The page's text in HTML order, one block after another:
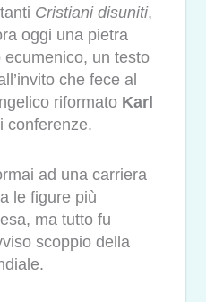
Cristiani disuniti,
oggi una pietra
un testo
che fece al
riformato Karl
conferenze.
ad una carriera
le figure più
ma tutto fu
scoppio della